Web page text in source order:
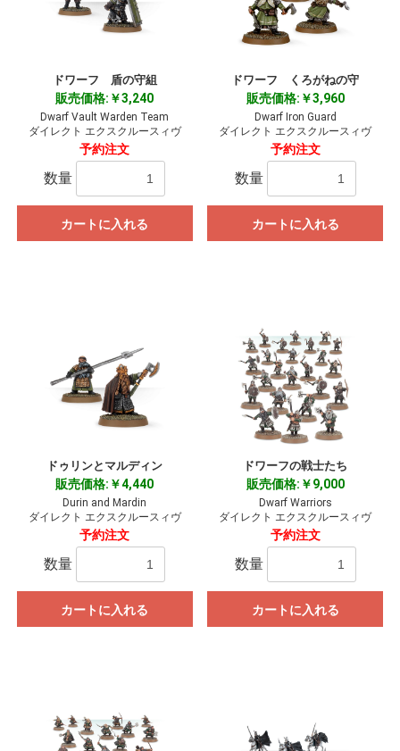
ドワーフ 盾の守組
販売価格:￥3,240
Dwarf Vault Warden Team
ダイレクト エクスクルースィヴ
予約注文
数量
カートに入れる
ドワーフ くろがねの守
販売価格:￥3,960
Dwarf Iron Guard
ダイレクト エクスクルースィヴ
予約注文
数量
カートに入れる
ドゥリンとマルディン
販売価格:￥4,440
Durin and Mardin
ダイレクト エクスクルースィヴ
予約注文
数量
カートに入れる
ドワーフの戦士たち
販売価格:￥9,000
Dwarf Warriors
ダイレクト エクスクルースィヴ
予約注文
数量
カートに入れる